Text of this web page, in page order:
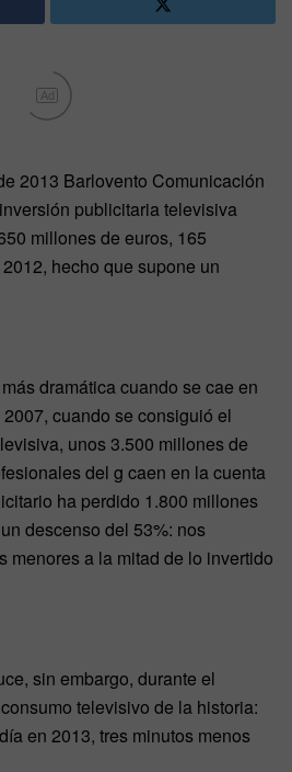
Ad
2013 Barlovento Comunicación
publicitaria televisiva
millones de euros, 165
hecho que supone un
dramática cuando se cae en
cuando se consiguió el
unos 3.500 millones de
del g caen en la cuenta
ha perdido 1.800 millones
descenso del 53%: nos
menores a la mitad de lo invertido
sin embargo, durante el
televisivo de la historia:
en 2013, tres minutos menos